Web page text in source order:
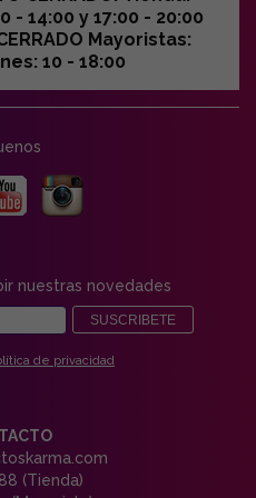
- 14:00 y 17:00 - 20:00
Mayoristas:
10 - 18:00
nuestras novedades
SUSCRIBETE
de privacidad
(Tienda)